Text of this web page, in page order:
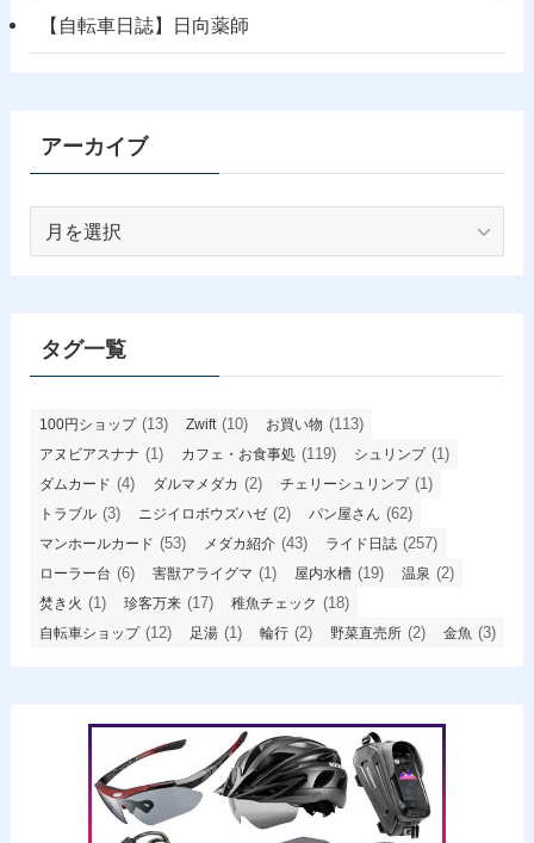
【自転車日誌】日向薬師
アーカイブ
タグ一覧
100円ショップ(13) Zwift (10) お買い物 (113)
アヌビアスナナ (1) カフェ・お食事処 (119) シュリンプ(1)
ダムカード (4) ダルマメダカ (2) チェリーシュリンプ(1)
トラブル (3) ニジイロボウズハゼ (2) パン屋さん (62)
マンホールカード (53) メダカ紹介 (43) ライド日誌 (257)
ローラー台 (6) 害獣アライグマ (1) 屋内水槽 (19) 温泉 (2)
焚き火 (1) 珍客万来 (17) 稚魚チェック (18)
自転車ショップ(12) 足湯 (1) 輪行 (2) 野菜直売所 (2) 金魚 (3)